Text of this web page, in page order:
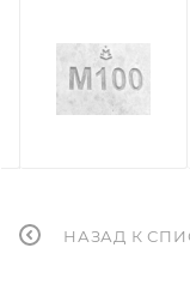
НАЗАД К